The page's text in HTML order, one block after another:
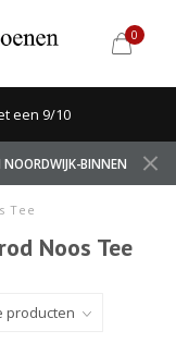
0
een 9/10
BINNEN
Tee
Noos Tee